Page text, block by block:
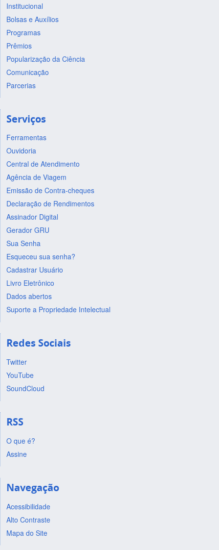
Institucional
Bolsas e Auxílios
Programas
Prêmios
Popularização da Ciência
Comunicação
Parcerias
Serviços
Ferramentas
Ouvidoria
Central de Atendimento
Agência de Viagem
Emissão de Contra-cheques
Declaração de Rendimentos
Assinador Digital
Gerador GRU
Sua Senha
Esqueceu sua senha?
Cadastrar Usuário
Livro Eletrônico
Dados abertos
Suporte a Propriedade Intelectual
Redes Sociais
Twitter
YouTube
SoundCloud
RSS
O que é?
Assine
Navegação
Acessibilidade
Alto Contraste
Mapa do Site